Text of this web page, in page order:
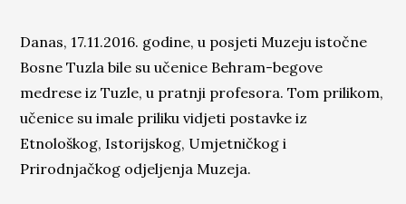
Danas, 17.11.2016. godine, u posjeti Muzeju istočne
Bosne Tuzla bile su učenice Behram-begove
medrese iz Tuzle, u pratnji profesora. Tom prilikom,
učenice su imale priliku vidjeti postavke iz
Etnološkog, Istorijskog, Umjetničkog i
Prirodnjačkog odjeljenja Muzeja.